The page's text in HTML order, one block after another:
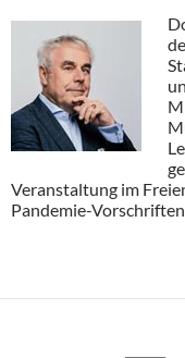
Veranstaltung im
Pandemie-